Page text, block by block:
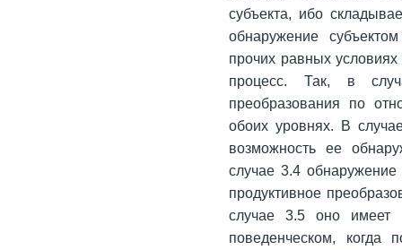
субъекта, ибо
обнаружение
прочих равных условиях
процесс. Так, в
преобразования по
обоих уровнях. В
возможность ее
случае 3.4
продуктивное
случае 3.5 оно имеет
поведенческом, когда